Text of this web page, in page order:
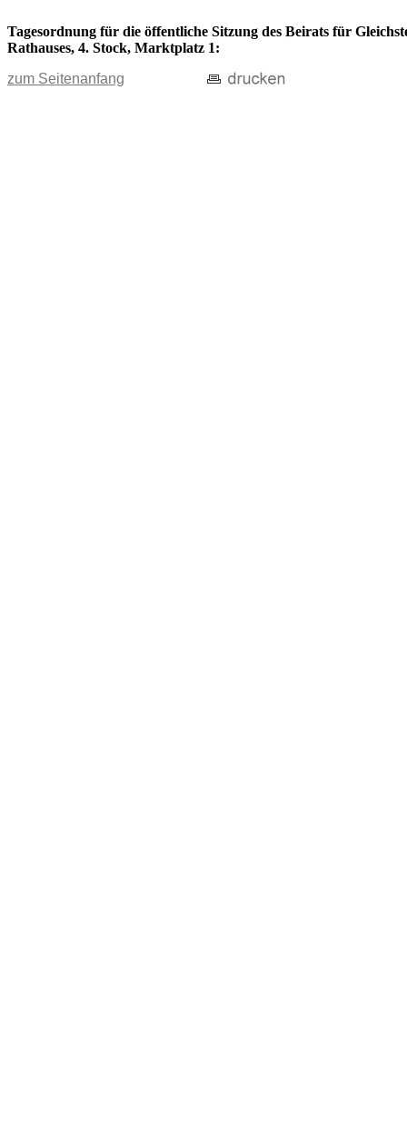
Tagesordnung für die öffentliche Sitzung des Beirats für
Rathauses, 4. Stock, Marktplatz 1:
zum Seitenanfang